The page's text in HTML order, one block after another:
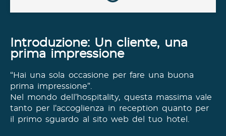
Introduzione: Un cliente, una
prima impressione
“Hai una sola occasione per fare una buona
prima impressione”.
Nel mondo dell’hospitality, questa massima vale
tanto per l’accoglienza in reception quanto per
il primo sguardo al sito web del tuo hotel.